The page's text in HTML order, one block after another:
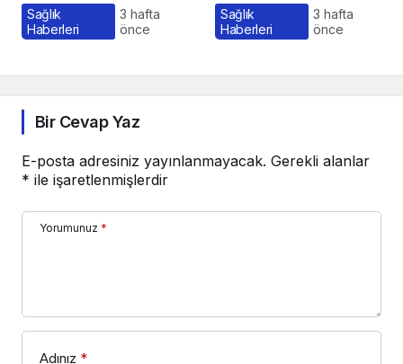
Önemi ve Bilinmesi
Gerekenler
Sağlık
Haberleri
3 hafta
önce
Kadar Kalır, Süreç
Nasıl İşler?
Sağlık
Haberleri
3 hafta
önce
Bir Cevap Yaz
E-posta adresiniz yayınlanmayacak. Gerekli alanlar
* ile işaretlenmişlerdir
Yorumunuz *
Adınız *